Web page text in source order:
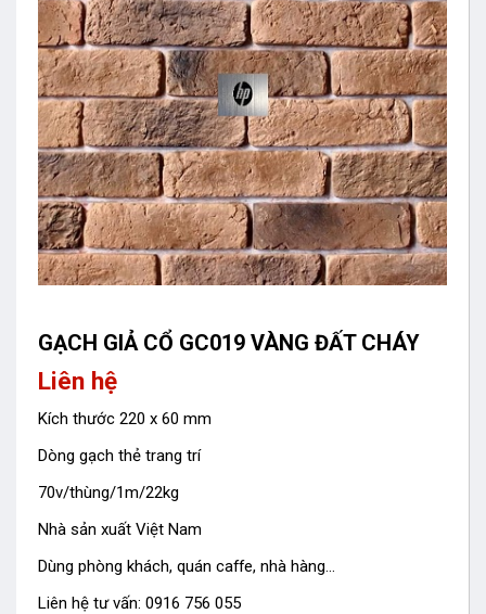
GẠCH GIẢ CỔ GC019 VÀNG ĐẤT CHÁY
Liên hệ
Kích thước 220 x 60 mm
Dòng gạch thẻ trang trí
70v/thùng/1m/22kg
Nhà sản xuất Việt Nam
Dùng phòng khách, quán caffe, nhà hàng…
Liên hệ tư vấn: 0916 756 055